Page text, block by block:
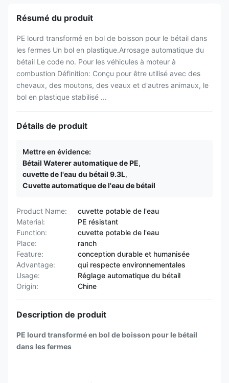
Résumé du produit
PE lourd transformé en bol de boisson pour le bétail dans
les fermes Un bol en plastique.Arrosage automatique du
bétail Le code no. Pour les véhicules à moteur à
combustion Définition: Conçu pour être utilisé avec des
chevaux, des moutons, des veaux et d'autres animaux, le
bol en plastique stabilisé ...
Détails de produit
Mettre en évidence:
Bétail Waterer automatique de PE,
cuvette de l'eau du bétail 9.3L,
Cuvette automatique de l'eau de bétail
Product Name:
cuvette potable de l'eau
Material:
PE résistant
Function:
cuvette potable de l'eau
Place:
ranch
Feature:
conception durable et humanisée
Advantage:
qui respecte environnementales
Usage:
Réglage automatique du bétail
Origin:
Chine
Description de produit
PE lourd transformé en bol de boisson pour le bétail
dans les fermes